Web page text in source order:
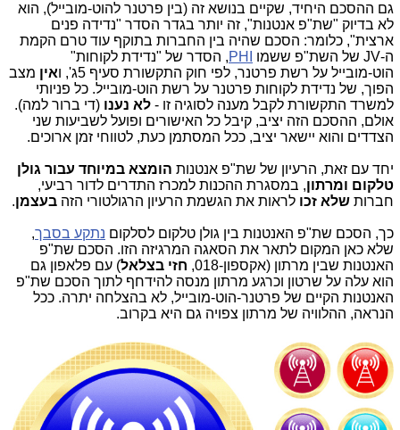
גם ההסכם היחיד, שקיים בנושא זה (בין פרטנר להוט-מובייל), הוא
לא בדיוק "שת"פ אנטנות", זה יותר בגדר הסדר "נדידה פנים
ארצית", כלומר: הסכם שהיה בין החברות בתוקף עוד טרם הקמת
ה-JV של השת"פ ששמו PHI, הסדר של "נדידת לקוחות"
הוט-מובייל על רשת פרטנר, לפי חוק התקשורת סעיף 5ג', ו
אין מצב
הפוך, של נדידת לקוחות פרטנר על רשת הוט-מובייל. כל פניותי
למשרד התקשורת לקבל מענה לסוגיה זו - לא נענו (די ברור למה).
אולם, ההסכם הזה יציב, קיבל כל האישורים ופועל לשביעות שני
הצדדים והוא יישאר יציב, ככל המסתמן כעת, לטווחי זמן ארוכים.
יחד עם זאת, הרעיון של שת"פ אנטנות הומצא במיוחד עבור גולן
טלקום ומרתון, במסגרת ההכנות למכרז התדרים לדור רביעי,
חברות שלא זכו לראות את הגשמת הרעיון הרגולטורי הזה בעצמן.
כך, הסכם שת"פ האנטנות בין גולן טלקום לסלקום נתקע בסבך,
שלא כאן המקום לתאר את הסאגה המרגיזה הזו. הסכם שת"פ
האנטנות שבין מרתון (אקספון-018,
חזי בצלאל) עם פלאפון גם
הוא עלה על שרטון וכרגע מרתון מנסה להידחף לתוך הסכם שת"פ
האנטנות הקיים של פרטנר-הוט-מובייל, לא בהצלחה יתרה. ככל
הנראה, ההלוויה של מרתון צפויה גם היא בקרוב.